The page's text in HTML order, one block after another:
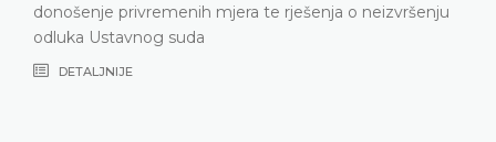
donošenje privremenih mjera te rješenja o neizvršenju
odluka Ustavnog suda
DETALJNIJE